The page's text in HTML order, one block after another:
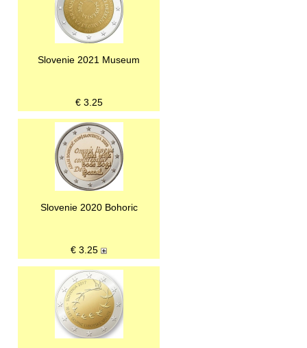
Slovenie 2021 Museum
€ 3.25
Slovenie 2020 Bohoric
€ 3.25